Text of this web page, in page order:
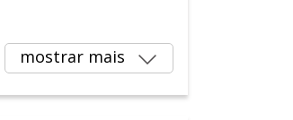
mostrar mais